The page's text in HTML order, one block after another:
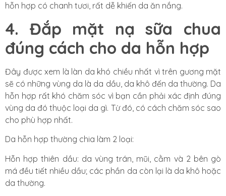
hỗn hợp có chanh tươi, rất dễ khiến da ăn nắng.
4. Đắp mặt nạ sữa chua
đúng cách cho da hỗn hợp
Đây được xem là làn da khó chiều nhất vì trên gương mặt
sẽ có những vùng da là da dầu, da khô đến da thường. Da
hỗn hợp rất khó chăm sóc vì bạn cần phải xác định đúng
vùng da đó thuộc loại da gì. Từ đó, có cách chăm sóc sao
cho phù hợp nhất.
Da hỗn hợp thường chia làm 2 loại:
Hỗn hợp thiên dầu: da vùng trán, mũi, cằm và 2 bên gò
má đều tiết nhiều dầu; các phần da còn lại là da khô hoặc
da thường.